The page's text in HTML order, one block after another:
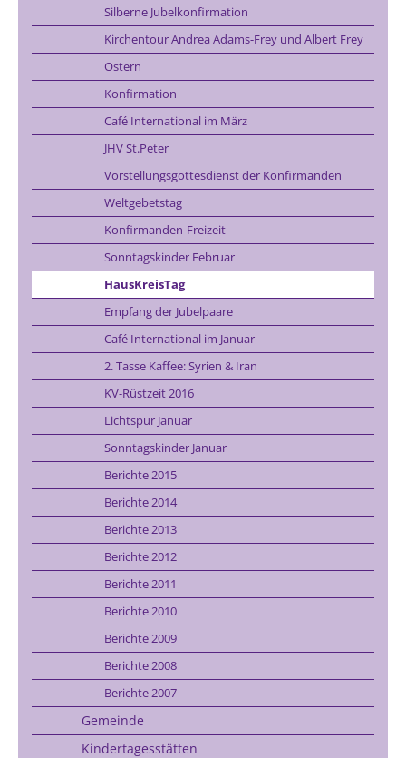
Silberne Jubelkonfirmation
Kirchentour Andrea Adams-Frey und Albert Frey
Ostern
Konfirmation
Café International im März
JHV St.Peter
Vorstellungsgottesdienst der Konfirmanden
Weltgebetstag
Konfirmanden-Freizeit
Sonntagskinder Februar
HausKreisTag
Empfang der Jubelpaare
Café International im Januar
2. Tasse Kaffee: Syrien & Iran
KV-Rüstzeit 2016
Lichtspur Januar
Sonntagskinder Januar
Berichte 2015
Berichte 2014
Berichte 2013
Berichte 2012
Berichte 2011
Berichte 2010
Berichte 2009
Berichte 2008
Berichte 2007
Gemeinde
Kindertagesstätten